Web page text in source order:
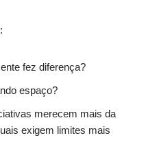
fez diferença?
espaço?
merecem mais da
exigem limites mais